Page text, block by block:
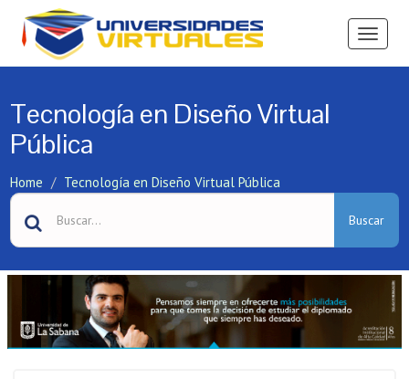
Ver
Tecnología en Diseño Virtual
Pública
Home Tecnología en Diseño Virtual Pública
Buscar